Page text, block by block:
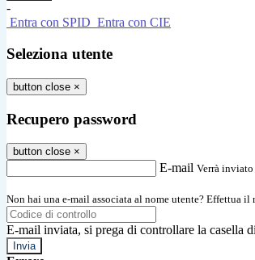
-
Entra con SPID Entra con CIE
Seleziona utente
button close ×
Recupero password
button close ×
E-mail Verrà
Non hai una e-mail associata al nome utente? Effettua il
E-mail inviata, si prega di controllare la casella